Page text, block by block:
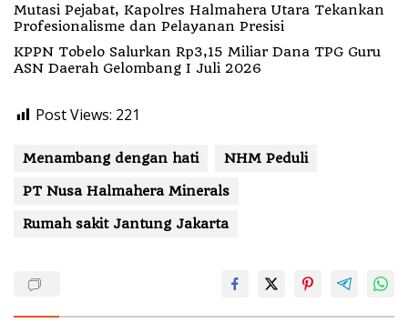
Mutasi Pejabat, Kapolres Halmahera Utara Tekankan
Profesionalisme dan Pelayanan Presisi
KPPN Tobelo Salurkan Rp3,15 Miliar Dana TPG Guru
ASN Daerah Gelombang I Juli 2026
Post Views: 221
Menambang dengan hati
NHM Peduli
PT Nusa Halmahera Minerals
Rumah sakit Jantung Jakarta